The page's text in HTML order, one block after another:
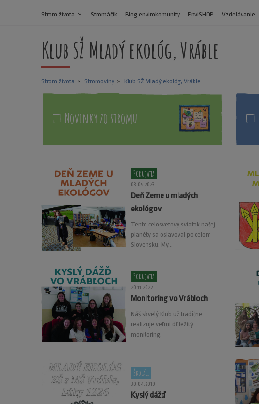
Strom života expand_more Stromáčik Blog envirokomunity EnviSHOP Vzdelávanie
Klub SŽ Mladý ekológ, Vráble
Strom života Stromoviny Klub SŽ Mladý ekológ, Vráble
Novinky zo stromu
Podujatia
03.05.2023
Deň Zeme u mladých
ekológov
Tento celosvetový sviatok našej
planéty sa oslavoval po celom
Slovensku. My...
Podujatia
20.11.2022
Monitoring vo Vrábloch
Náš skvelý Klub už tradične
realizuje veľmi dôležitý
monitoring.
Školáci
30.04.2019
Kyslý dážď